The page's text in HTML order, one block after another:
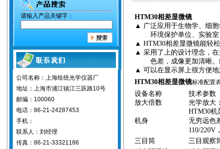
请输入产品关键字：
公司名称：上海绘统光学仪器厂
地址：上海市浦江镇江三跃路10号
邮编：100060
电话：86-21-24287453
手机：
联系人：刘经理
传真：86-21-33321186
HTM30相差显微镜
▲ 广泛应用于生物学、细
环境保护单位、实验
▲HTM30相差显微镜能轻
▲采用了上的设计理念，
色差，成像更加清晰。
▲可以在显示屏上很方便
HTM30相差显微镜标准配置
设备名称
技术参数
放大倍数
光学放大
机身
HTM30机
无穷远色
110/220V
三目筒
三目观察